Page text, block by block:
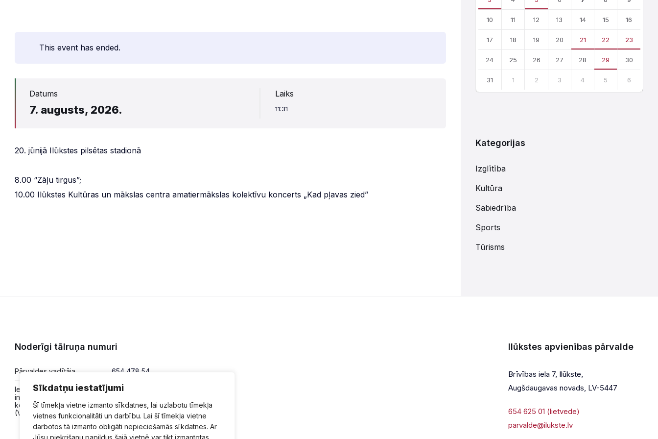
Sīkdatņu iestatījumi
Šī tīmekļa vietne izmanto sīkdatnes, lai uzlabotu tīmekļa
vietnes funkcionalitāti un darbību. Lai šī tīmekļa vietne
darbotos tā izmanto obligāti nepieciešamās sīkdatnes. Ar
Jūsu piekrišanu papildus šajā vietnē var tikt izmantotas
This event has ended.
Datums
7. augusts, 2026.
Laiks
11:31
20. jūnijā Ilūkstes pilsētas stadionā
8.00 “Zāļu tirgus”;
10.00 Ilūkstes Kultūras un mākslas centra amatiermākslas kolektīvu koncerts „Kad pļavas zied”
10 11 12 13 14 15 16
17 18 19 20 21 22 23
24 25 26 27 28 29 30
31 1 2 3 4 5 6
Kategorijas
Izglītība
Kultūra
Sabiedrība
Sports
Tūrisms
Noderīgi tālruņa numuri
Pārvaldes vadītāja 654 478 54
Iesniegumi,
informācija,
konsultācijas
(VPVKAC)
654 478 50
Ilūkstes apvienības pārvalde
Brīvības iela 7, Ilūkste,
Augšdaugavas novads, LV-5447
654 625 01 (lietvede)
parvalde@ilukste.lv